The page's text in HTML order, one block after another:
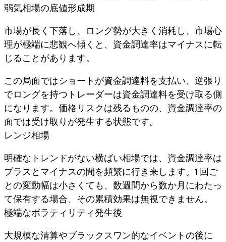
弱気相場の底値形成期
市場が長く下落し、ロング勢が大きく消耗し、市場心
理が極端に悲観へ傾くと、資金調達率はマイナスに転
じることがあります。
この局面ではショートが資金調達料を支払い、逆張り
でロングを持つトレーダーは資金調達料を受け取る側
になります。価格リスクは残るものの、資金調達率の
面では受け取りが発生する状態です。
レンジ相場
明確なトレンドがない横ばい相場では、資金調達率は
プラスとマイナスの間を頻繁に行き来します。1 回ご
との変動幅は小さくても、数週間から数か月にわたっ
て保有する場合、その累積効果は無視できません。
極端なボラティリティ発生後
大規模な清算やブラックスワン的なイベントの後に